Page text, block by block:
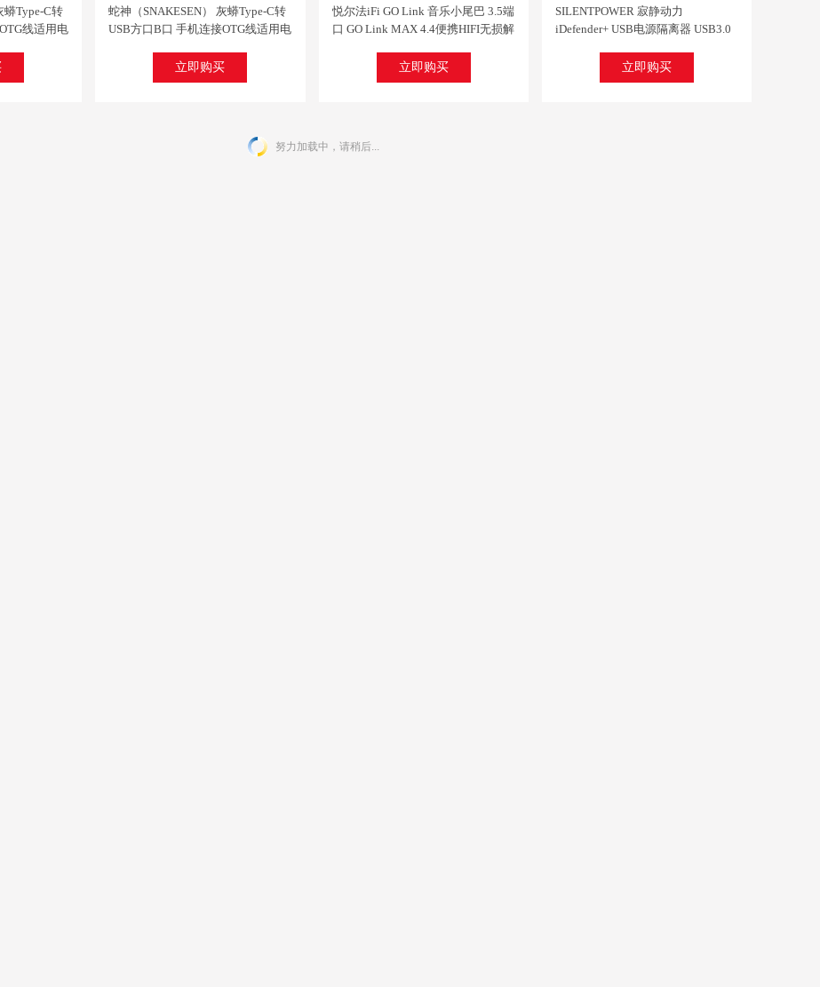
级耳放扩音机功放音箱套装 钢琴黑
真无损音乐播放器 支持母带移动硬盘U盘蓝牙数字转盘播放度高旗下新品美思柯 MP100 音乐播放器
AUNE奥莱尔 X8 纯解码器 hifi无损发烧音乐CD前级功放解码usb dac有源音箱 可换运放 X8银色 XVIII周年纪念版
QUAD 英国国都 VENA 薇娜功放蓝牙数字功放USB电脑DAC解码hifi发烧功放扩音机 樱桃红 CS4398解码
人已评价 人已评价 人已评价
蟒Type-C转
线适用电
蛇神（SNAKESEN） 灰蟒Type-C转
USB方口B口 手机连接OTG线适用电
立即购买
悦尔法iFi GO Link 音乐小尾巴 3.5端
口 GO Link MAX 4.4便携HIFI无损解
Link【3.5单端】 小尾巴Type-C接口
立即购买
SILENTPOWER 寂静动力
iDefender+ USB电源隔离器 USB3.0
立即购买
努力加载中，请稍后...